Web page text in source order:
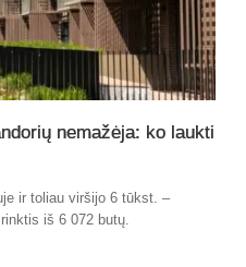
nemažėja: ko laukti
ir toliau viršijo 6 tūkst. –
iš 6 072 butų.